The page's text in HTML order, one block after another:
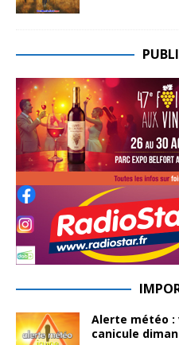
Alerte météo :
canicule